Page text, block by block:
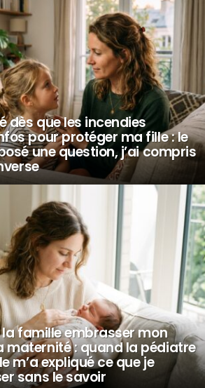
dès que les incendies
pour protéger ma fille : le
une question, j’ai compris
la famille embrasser mon
maternité : quand la pédiatre
m’a expliqué ce que je
sans le savoir